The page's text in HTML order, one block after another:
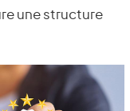
une structure